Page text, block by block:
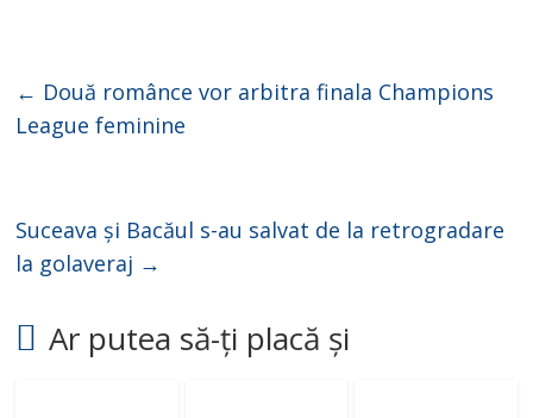
o
← Două românce vor arbitra finala Champions
League feminine
Suceava și Bacăul s-au salvat de la retrogradare
la golaveraj →
Ar putea să-ți placă și